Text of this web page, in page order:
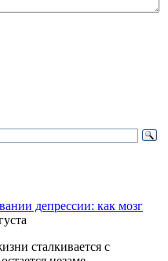
депрессии: как мозг
сталкивается с